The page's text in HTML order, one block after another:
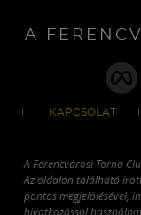
A
KAPCSOLAT
A Ferencvárosi Torna
Az oldalon található
pontos megjelölésével,
hivatkozással